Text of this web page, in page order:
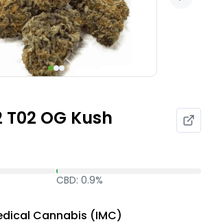
T02 OG Kush
CBD: 0.9%
Cannabis (IMC)